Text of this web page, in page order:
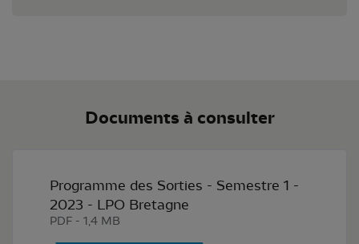
Documents à consulter
Programme des Sorties - Semestre 1 -
2023 - LPO Bretagne
PDF - 1,4 MB